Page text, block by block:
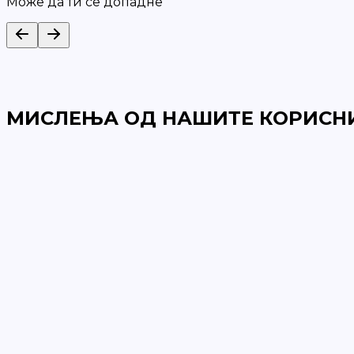
МИСЛЕЊА ОД НАШИТЕ